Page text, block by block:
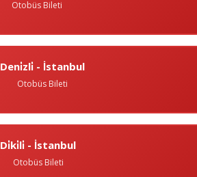
Otobüs Bileti
Deni̇zli̇ - İstanbul
Otobüs Bileti
Di̇ki̇li̇ - İstanbul
Otobüs Bileti